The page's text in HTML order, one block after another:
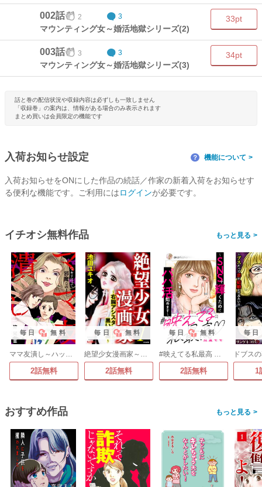
002話 2 3
マウンティング女～婚活地獄シリーズ(2)
33pt
003話 3 3
マウンティング女～婚活地獄シリーズ(3)
34pt
話と巻の配信状況や収録内容は必ずしも一致しません
「収録巻」の案内は、情報がある場合のみ表示されます
まとめ買いは会員限定の機能です
入荷お知らせ設定 ？ 機能について
入荷お知らせをONにした作品の続話／作家の新着入荷をお知らせす
る便利な機能です。ご利用にはログインが必要です。
イチオシ無料作品 >
毎日 無料
ママ友潰し～ハッキリ言って邪魔なのよ!
2話無料
毎日 無料
絶望少女漫画家～右腕アシスタントの黒い洗脳～
2話無料
毎日 無料
#映えてる私最高 ～SNSで輝くためにパパ活始めます～
2話無料
毎日
1
おすすめ作品 >